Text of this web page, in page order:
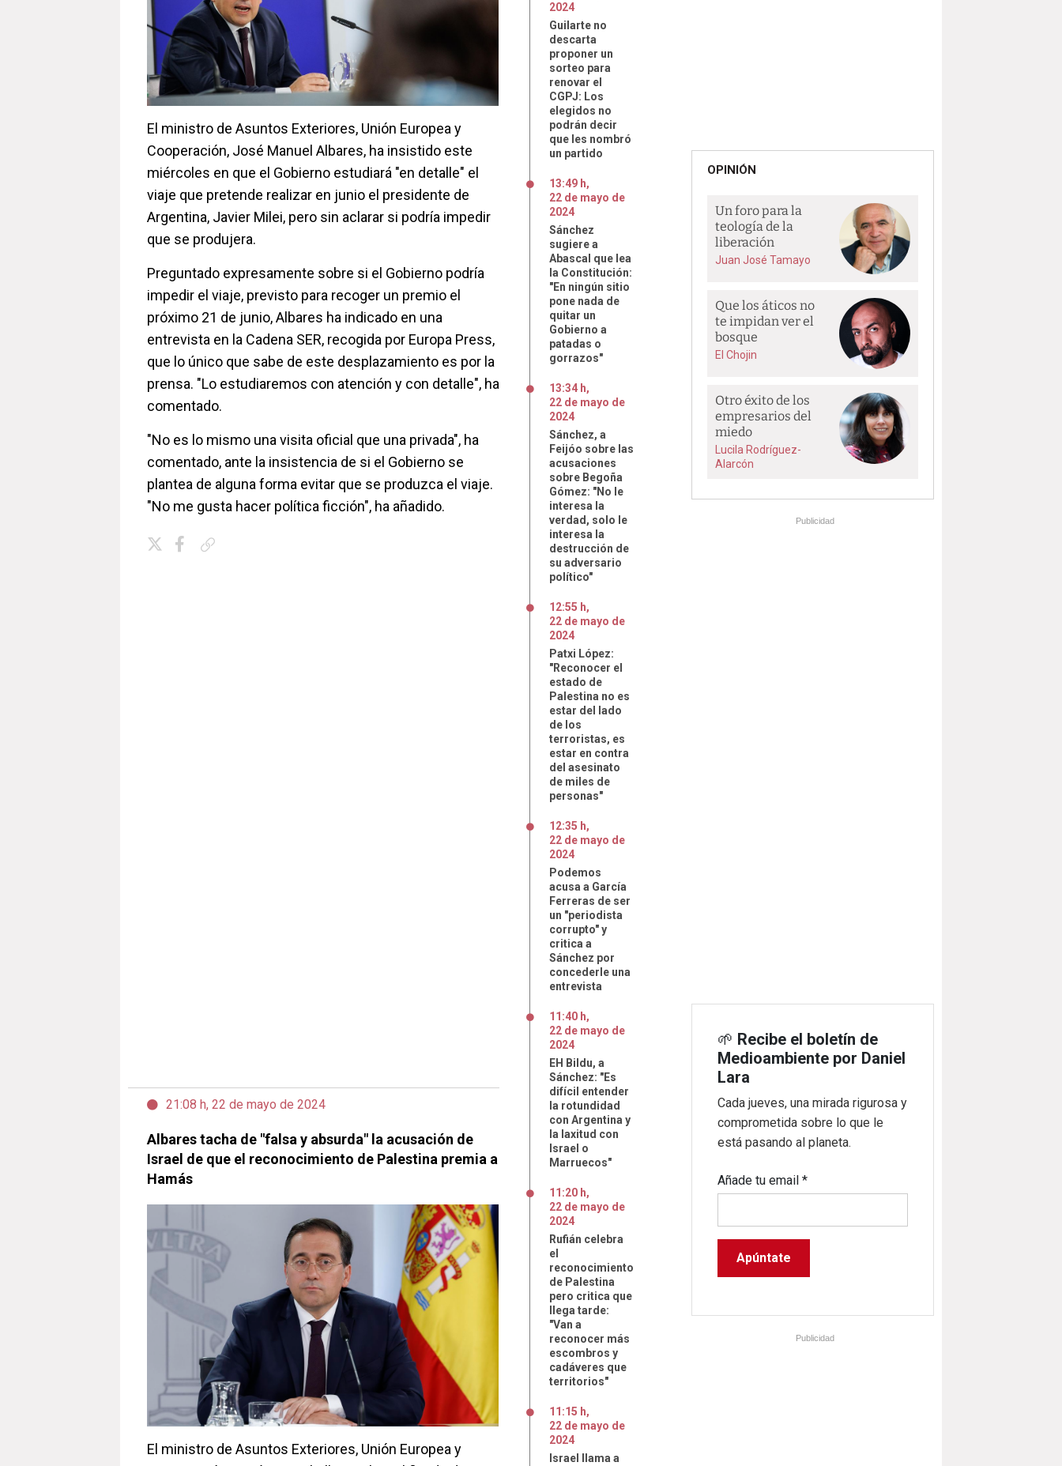
El ministro de Asuntos Exteriores, Unión Europea y
Cooperación, José Manuel Albares, ha insistido este
miércoles en que el Gobierno estudiará "en detalle" el
viaje que pretende realizar en junio el presidente de
Argentina, Javier Milei, pero sin aclarar si podría impedir
que se produjera.
Preguntado expresamente sobre si el Gobierno podría
impedir el viaje, previsto para recoger un premio el
próximo 21 de junio, Albares ha indicado en una
entrevista en la Cadena SER, recogida por Europa Press,
que lo único que sabe de este desplazamiento es por la
prensa. "Lo estudiaremos con atención y con detalle", ha
comentado.
"No es lo mismo una visita oficial que una privada", ha
comentado, ante la insistencia de si el Gobierno se
plantea de alguna forma evitar que se produzca el viaje.
"No me gusta hacer política ficción", ha añadido.
21:08 h, 22 de mayo de 2024
Albares tacha de "falsa y absurda" la acusación de
Israel de que el reconocimiento de Palestina premia a
Hamás
El ministro de Asuntos Exteriores, Unión Europea y
2024
Guilarte no
descarta
proponer un
sorteo para
renovar el
CGPJ: Los
elegidos no
podrán decir
que les nombró
un partido
13:49 h,
22 de mayo de
2024
Sánchez
sugiere a
Abascal que lea
la Constitución:
"En ningún sitio
pone nada de
quitar un
Gobierno a
patadas o
gorrazos"
13:34 h,
22 de mayo de
2024
Sánchez, a
Feijóo sobre las
acusaciones
sobre Begoña
Gómez: "No le
interesa la
verdad, solo le
interesa la
destrucción de
su adversario
político"
12:55 h,
22 de mayo de
2024
Patxi López:
"Reconocer el
estado de
Palestina no es
estar del lado
de los
terroristas, es
estar en contra
del asesinato
de miles de
personas"
12:35 h,
22 de mayo de
2024
Podemos
acusa a García
Ferreras de ser
un "periodista
corrupto" y
critica a
Sánchez por
concederle una
entrevista
11:40 h,
22 de mayo de
2024
EH Bildu, a
Sánchez: "Es
difícil entender
la rotundidad
con Argentina y
la laxitud con
Israel o
Marruecos"
11:20 h,
22 de mayo de
2024
Rufián celebra
el
reconocimiento
de Palestina
pero critica que
llega tarde:
"Van a
reconocer más
escombros y
cadáveres que
territorios"
11:15 h,
22 de mayo de
2024
Israel llama a
OPINIÓN
Un foro para la
teología de la
liberación
Juan José Tamayo
Que los áticos no
te impidan ver el
bosque
El Chojin
Otro éxito de los
empresarios del
miedo
Lucila Rodríguez-
Alarcón
Publicidad
🌱 Recibe el boletín de
Medioambiente por Daniel
Lara
Cada jueves, una mirada rigurosa y
comprometida sobre lo que le
está pasando al planeta.
Añade tu email*
Publicidad